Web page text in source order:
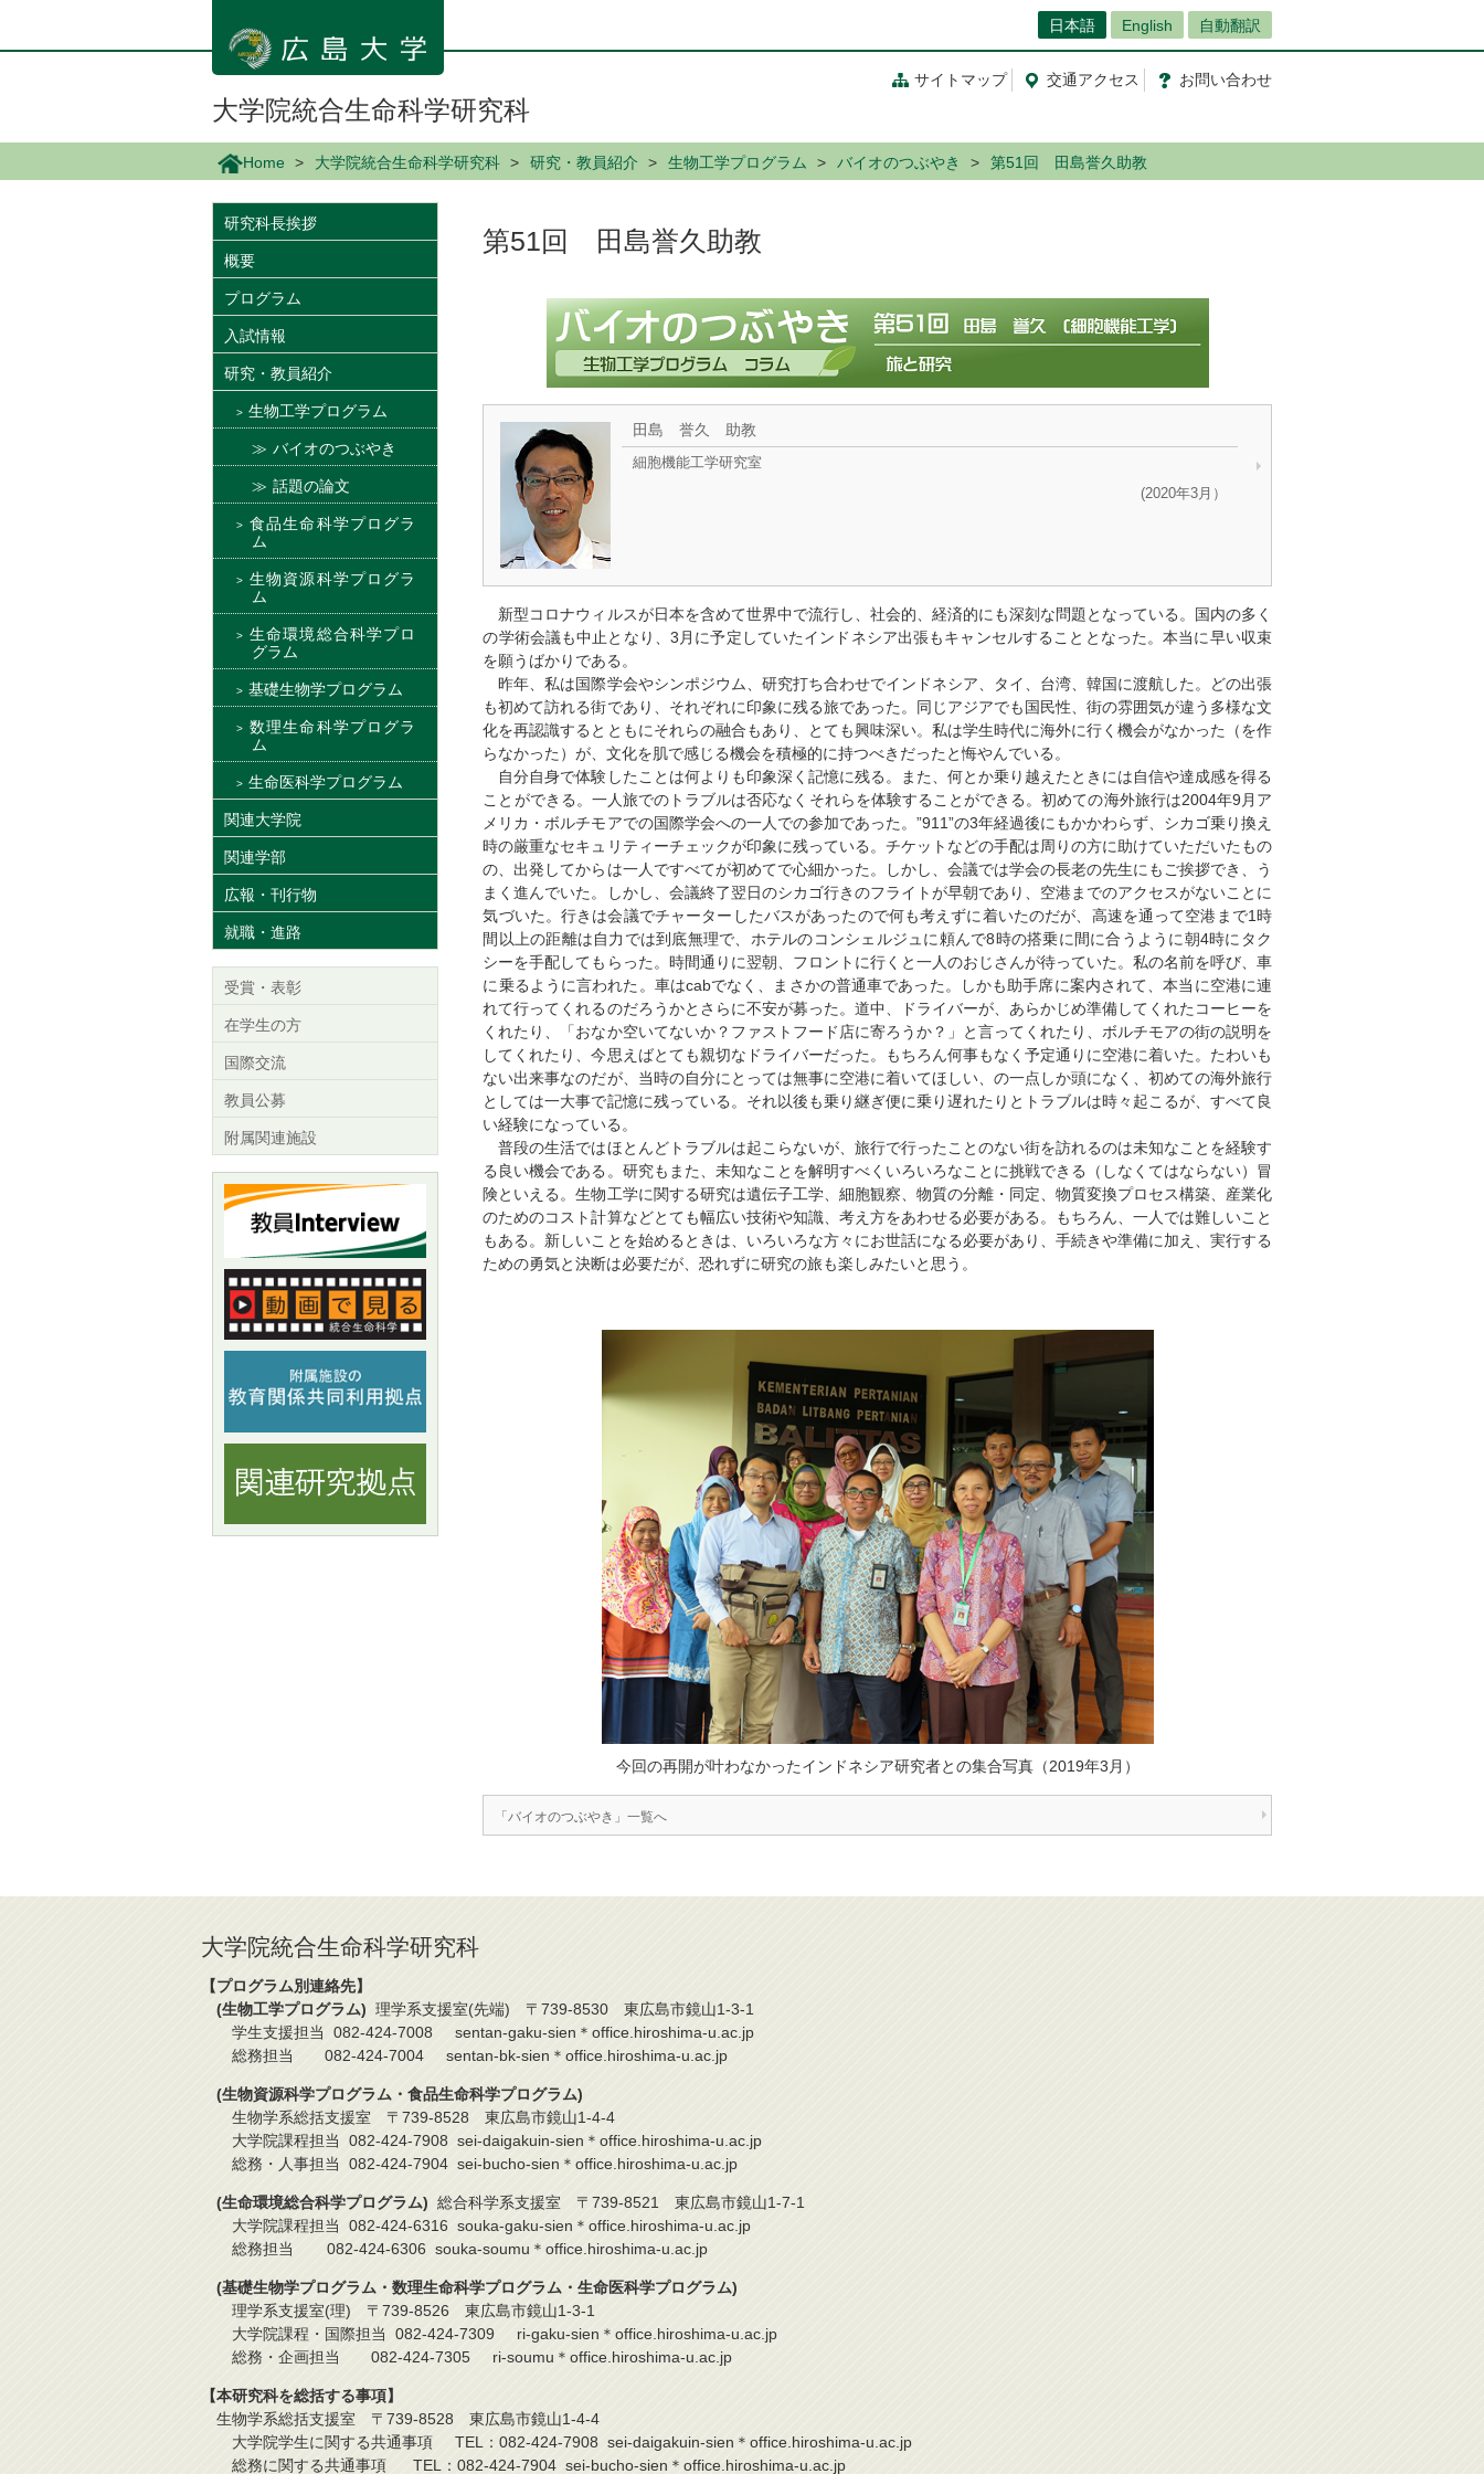
ン
日本語 English 自動翻訳
サイトマップ 交通アクセス お問い合わせ
大学院統合生命科学研究科
Home 大学院統合生命科学研究科 研究・教員紹介 生物工学プログラム バイオのつぶやき 第51回 田島誉久助教
第51回 田島誉久助教
田島 誉久 助教
細胞機能工学研究室
(2020年3月）
新型コロナウィルスが日本を含めて世界中で流行し、社会的、経済的にも深刻な問題となっている。国内の多く
の学術会議も中止となり、3月に予定していたインドネシア出張もキャンセルすることとなった。本当に早い収束
を願うばかりである。
昨年、私は国際学会やシンポジウム、研究打ち合わせでインドネシア、タイ、台湾、韓国に渡航した。どの出張
も初めて訪れる街であり、それぞれに印象に残る旅であった。同じアジアでも国民性、街の雰囲気が違う多様な文
化を再認識するとともにそれらの融合もあり、とても興味深い。私は学生時代に海外に行く機会がなかった（を作
らなかった）が、文化を肌で感じる機会を積極的に持つべきだったと悔やんでいる。
自分自身で体験したことは何よりも印象深く記憶に残る。また、何とか乗り越えたときには自信や達成感を得る
ことができる。一人旅でのトラブルは否応なくそれらを体験することができる。初めての海外旅行は2004年9月ア
メリカ・ボルチモアでの国際学会への一人での参加であった。”911”の3年経過後にもかかわらず、シカゴ乗り換え
時の厳重なセキュリティーチェックが印象に残っている。チケットなどの手配は周りの方に助けていただいたもの
の、出発してからは一人ですべてが初めてで心細かった。しかし、会議では学会の長老の先生にもご挨拶でき、う
まく進んでいた。しかし、会議終了翌日のシカゴ行きのフライトが早朝であり、空港までのアクセスがないことに
気づいた。行きは会議でチャーターしたバスがあったので何も考えずに着いたのだが、高速を通って空港まで1時
間以上の距離は自力では到底無理で、ホテルのコンシェルジュに頼んで8時の搭乗に間に合うように朝4時にタク
シーを手配してもらった。時間通りに翌朝、フロントに行くと一人のおじさんが待っていた。私の名前を呼び、車
に乗るように言われた。車はcabでなく、まさかの普通車であった。しかも助手席に案内されて、本当に空港に連
れて行ってくれるのだろうかとさらに不安が募った。道中、ドライバーが、あらかじめ準備してくれたコーヒーを
くれたり、「おなか空いてないか？ファストフード店に寄ろうか？」と言ってくれたり、ボルチモアの街の説明を
してくれたり、今思えばとても親切なドライバーだった。もちろん何事もなく予定通りに空港に着いた。たわいも
ない出来事なのだが、当時の自分にとっては無事に空港に着いてほしい、の一点しか頭になく、初めての海外旅行
としては一大事で記憶に残っている。それ以後も乗り継ぎ便に乗り遅れたりとトラブルは時々起こるが、すべて良
い経験になっている。
普段の生活ではほとんどトラブルは起こらないが、旅行で行ったことのない街を訪れるのは未知なことを経験す
る良い機会である。研究もまた、未知なことを解明すべくいろいろなことに挑戦できる（しなくてはならない）冒
険といえる。生物工学に関する研究は遺伝子工学、細胞観察、物質の分離・同定、物質変換プロセス構築、産業化
のためのコスト計算などとても幅広い技術や知識、考え方をあわせる必要がある。もちろん、一人では難しいこと
もある。新しいことを始めるときは、いろいろな方々にお世話になる必要があり、手続きや準備に加え、実行する
ための勇気と決断は必要だが、恐れずに研究の旅も楽しみたいと思う。
今回の再開が叶わなかったインドネシア研究者との集合写真（2019年3月）
「バイオのつぶやき」一覧へ
研究科長挨拶
概要
プログラム
入試情報
研究・教員紹介
生物工学プログラム
バイオのつぶやき
話題の論文
食品生命科学プログラ
ム
生物資源科学プログラ
ム
生命環境総合科学プロ
グラム
基礎生物学プログラム
数理生命科学プログラ
ム
生命医科学プログラム
関連大学院
関連学部
広報・刊行物
就職・進路
受賞・表彰
在学生の方
国際交流
教員公募
附属関連施設
大学院統合生命科学研究科
【プログラム別連絡先】
(生物工学プログラム) 理学系支援室(先端) 〒739-8530 東広島市鏡山1-3-1
学生支援担当 082-424-7008 sentan-gaku-sien＊office.hiroshima-u.ac.jp
総務担当 082-424-7004 sentan-bk-sien＊office.hiroshima-u.ac.jp
(生物資源科学プログラム・食品生命科学プログラム)
生物学系総括支援室 〒739-8528 東広島市鏡山1-4-4
大学院課程担当 082-424-7908 sei-daigakuin-sien＊office.hiroshima-u.ac.jp
総務・人事担当 082-424-7904 sei-bucho-sien＊office.hiroshima-u.ac.jp
(生命環境総合科学プログラム) 総合科学系支援室 〒739-8521 東広島市鏡山1-7-1
大学院課程担当 082-424-6316 souka-gaku-sien＊office.hiroshima-u.ac.jp
総務担当 082-424-6306 souka-soumu＊office.hiroshima-u.ac.jp
(基礎生物学プログラム・数理生命科学プログラム・生命医科学プログラム)
理学系支援室(理) 〒739-8526 東広島市鏡山1-3-1
大学院課程・国際担当 082-424-7309 ri-gaku-sien＊office.hiroshima-u.ac.jp
総務・企画担当 082-424-7305 ri-soumu＊office.hiroshima-u.ac.jp
【本研究科を総括する事項】
生物学系総括支援室 〒739-8528 東広島市鏡山1-4-4
大学院学生に関する共通事項 TEL：082-424-7908 sei-daigakuin-sien＊office.hiroshima-u.ac.jp
総務に関する共通事項 TEL：082-424-7904 sei-bucho-sien＊office.hiroshima-u.ac.jp